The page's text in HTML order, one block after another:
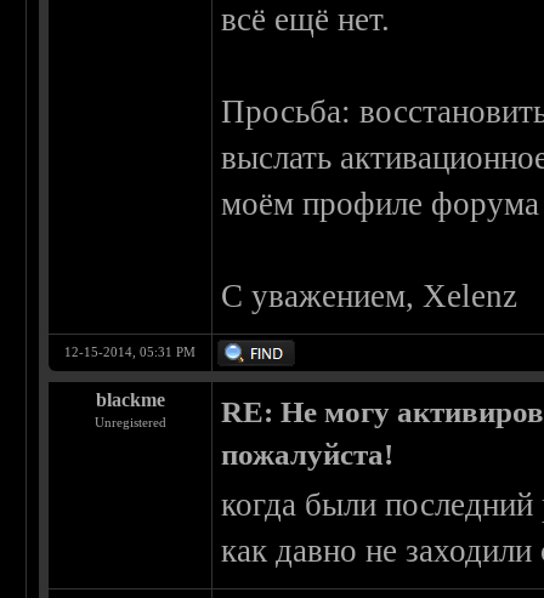
всё ещё нет.
Просьба:
выслать
моём профиле форума
С уважением, Xelenz
12-15-2014, 05:31 PM
blackme
Unregistered
RE: Не могу
пожалуйста!
когда были последний
как давно не заходили